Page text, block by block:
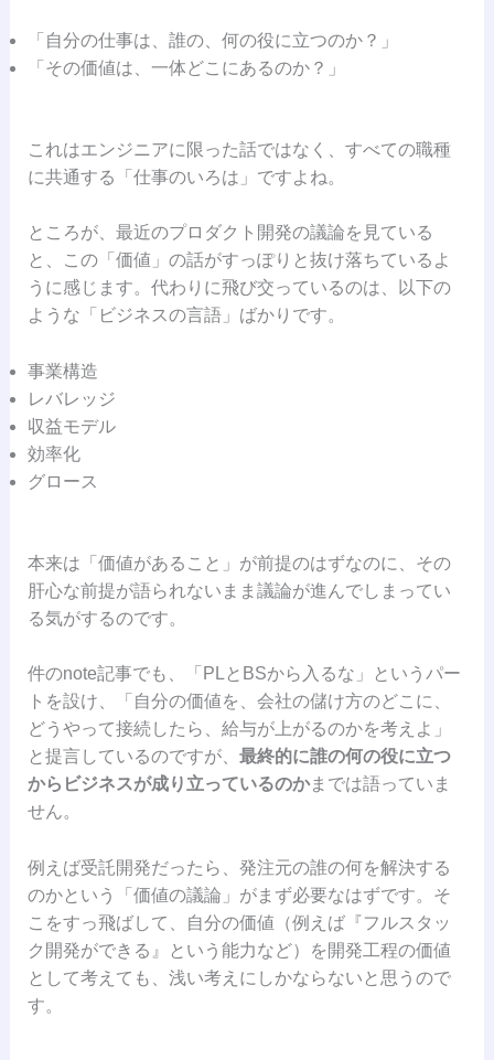
「自分の仕事は、誰の、何の役に立つのか？」
「その価値は、一体どこにあるのか？」
これはエンジニアに限った話ではなく、すべての職種
に共通する「仕事のいろは」ですよね。
ところが、最近のプロダクト開発の議論を見ている
と、この「価値」の話がすっぽりと抜け落ちているよ
うに感じます。代わりに飛び交っているのは、以下の
ような「ビジネスの言語」ばかりです。
事業構造
レバレッジ
収益モデル
効率化
グロース
本来は「価値があること」が前提のはずなのに、その
肝心な前提が語られないまま議論が進んでしまってい
る気がするのです。
件のnote記事でも、「PLとBSから入るな」というパー
トを設け、「自分の価値を、会社の儲け方のどこに、
どうやって接続したら、給与が上がるのかを考えよ」
と提言しているのですが、 最終的に誰の何の役に立つ
からビジネスが成り立っているのかまでは語っていま
せん。
例えば受託開発だったら、発注元の誰の何を解決する
のかという「価値の議論」がまず必要なはずです。そ
こをすっ飛ばして、自分の価値（例えば『フルスタッ
ク開発ができる』という能力など）を開発工程の価値
として考えても、浅い考えにしかならないと思うので
す。